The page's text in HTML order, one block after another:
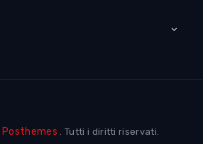
Posthemes . Tutti i diritti riservati.